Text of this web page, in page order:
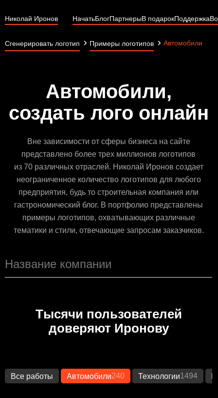
Николай Иронов НачатьБлогПартнерыВ подарокПоддержка
Сгенерировать логотип Примеры логотипов Автомобили
Автомобили,
создать лого онлайн
Вне зависимости от сферы бизнеса на сайте
представлено более трех миллионов логотипов
из 70 различных отраслей. Николай Иронов создает
неограниченное количество логотипов для любого
предприятия, будь то строительная компания или
гастрономический блог. В портфолио представлены
примеры логотипов, охватывающих различные
тематики и стили, отвечающие запросам заказчиков.
Тысячи пользователей
доверяют Иронову
Все работы Автомобили240 Технологии1494